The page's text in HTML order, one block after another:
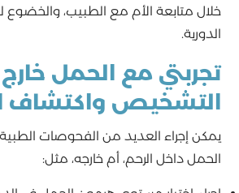
خلال متابعة الأم مع الطبيب،
الدورية.
تجربتي مع الحمل خارج
التشخيص واكتشاف
يمكن إجراء العديد من الفحوصات
الحمل داخل الرحم، أم خارجه، مثل: